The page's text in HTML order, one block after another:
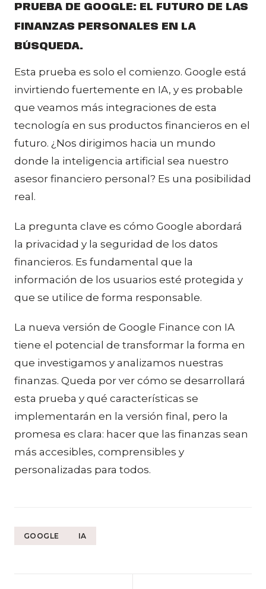
PRUEBA DE GOOGLE: EL FUTURO DE LAS
FINANZAS PERSONALES EN LA
BÚSQUEDA.
Esta prueba es solo el comienzo. Google está
invirtiendo fuertemente en IA, y es probable
que veamos más integraciones de esta
tecnología en sus productos financieros en el
futuro. ¿Nos dirigimos hacia un mundo
donde la inteligencia artificial sea nuestro
asesor financiero personal? Es una posibilidad
real.
La pregunta clave es cómo Google abordará
la privacidad y la seguridad de los datos
financieros. Es fundamental que la
información de los usuarios esté protegida y
que se utilice de forma responsable.
La nueva versión de Google Finance con IA
tiene el potencial de transformar la forma en
que investigamos y analizamos nuestras
finanzas. Queda por ver cómo se desarrollará
esta prueba y qué características se
implementarán en la versión final, pero la
promesa es clara: hacer que las finanzas sean
más accesibles, comprensibles y
personalizadas para todos.
GOOGLE IA